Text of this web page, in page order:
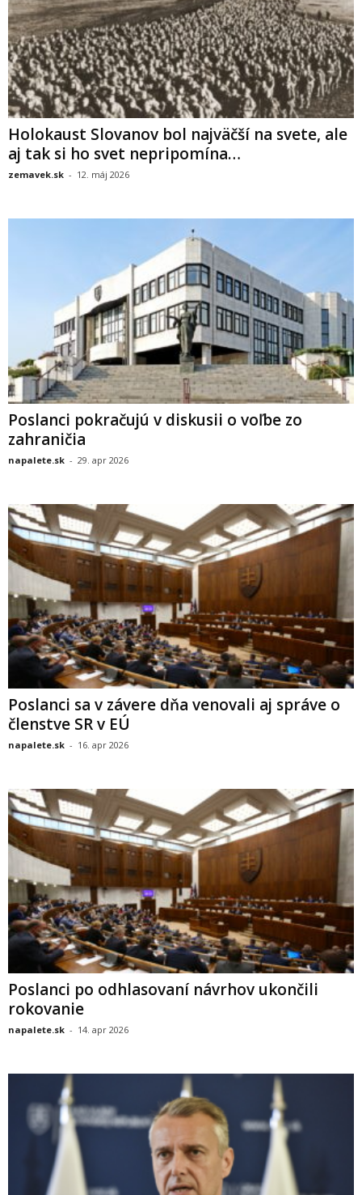
Holokaust Slovanov bol najväčší na svete, ale
aj tak si ho svet nepripomína…
zemavek.sk - 12. máj 2026
Poslanci pokračujú v diskusii o voľbe zo
zahraničia
napalete.sk - 29. apr 2026
Poslanci sa v závere dňa venovali aj správe o
členstve SR v EÚ
napalete.sk - 16. apr 2026
Poslanci po odhlasovaní návrhov ukončili
rokovanie
napalete.sk - 14. apr 2026